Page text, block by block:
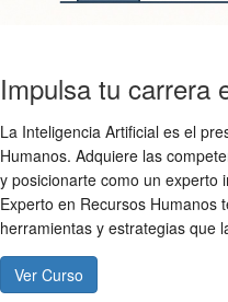
Impulsa tu carrera
La Inteligencia Artificial es el
Humanos. Adquiere las
y posicionarte como un experto
Experto en Recursos Humanos
herramientas y estrategias que
Ver Curso